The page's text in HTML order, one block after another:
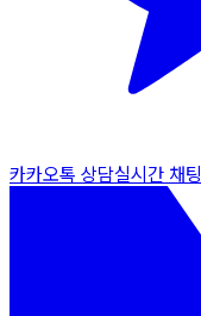
카카오톡 상담실시간 채팅